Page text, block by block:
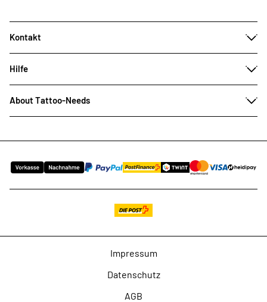
Kontakt
Hilfe
About Tattoo-Needs
Impressum
Datenschutz
AGB